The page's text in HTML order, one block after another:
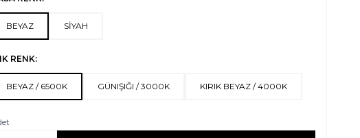
BEYAZ SİYAH
RENK:
BEYAZ / 6500K GÜNIŞIĞI / 3000K KIRIK BEYAZ / 4000K